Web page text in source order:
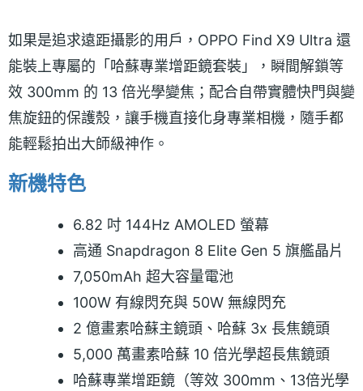
如果是追求遠距攝影的用戶，OPPO Find X9 Ultra 還
能裝上專屬的「哈蘇專業增距鏡套裝」，瞬間解鎖等
效 300mm 的 13 倍光學變焦；配合自帶實體快門與變
焦旋鈕的保護殼，讓手機直接化身專業相機，隨手都
能輕鬆拍出大師級神作。
新機特色
6.82 吋 144Hz AMOLED 螢幕
高通 Snapdragon 8 Elite Gen 5 旗艦晶片
7,050mAh 超大容量電池
100W 有線閃充與 50W 無線閃充
2 億畫素哈蘇主鏡頭、哈蘇 3x 長焦鏡頭
5,000 萬畫素哈蘇 10 倍光學超長焦鏡頭
哈蘇專業增距鏡（等效 300mm、13倍光學